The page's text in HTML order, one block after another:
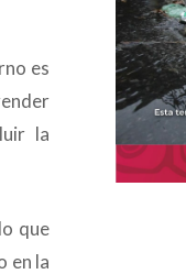
es
la
que
en la